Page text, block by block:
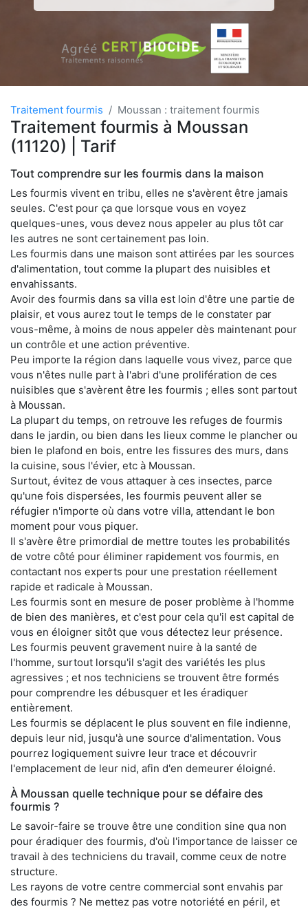
Traitement fourmis Moussan : traitement fourmis
Traitement fourmis à Moussan
(11120) | Tarif
Tout comprendre sur les fourmis dans la maison
Les fourmis vivent en tribu, elles ne s'avèrent être jamais
seules. C'est pour ça que lorsque vous en voyez
quelques-unes, vous devez nous appeler au plus tôt car
les autres ne sont certainement pas loin.
Les fourmis dans une maison sont attirées par les sources
d'alimentation, tout comme la plupart des nuisibles et
envahissants.
Avoir des fourmis dans sa villa est loin d'être une partie de
plaisir, et vous aurez tout le temps de le constater par
vous-même, à moins de nous appeler dès maintenant pour
un contrôle et une action préventive.
Peu importe la région dans laquelle vous vivez, parce que
vous n'êtes nulle part à l'abri d'une prolifération de ces
nuisibles que s'avèrent être les fourmis ; elles sont partout
à Moussan.
La plupart du temps, on retrouve les refuges de fourmis
dans le jardin, ou bien dans les lieux comme le plancher ou
bien le plafond en bois, entre les fissures des murs, dans
la cuisine, sous l'évier, etc à Moussan.
Surtout, évitez de vous attaquer à ces insectes, parce
qu'une fois dispersées, les fourmis peuvent aller se
réfugier n'importe où dans votre villa, attendant le bon
moment pour vous piquer.
Il s'avère être primordial de mettre toutes les probabilités
de votre côté pour éliminer rapidement vos fourmis, en
contactant nos experts pour une prestation réellement
rapide et radicale à Moussan.
Les fourmis sont en mesure de poser problème à l'homme
de bien des manières, et c'est pour cela qu'il est capital de
vous en éloigner sitôt que vous détectez leur présence.
Les fourmis peuvent gravement nuire à la santé de
l'homme, surtout lorsqu'il s'agit des variétés les plus
agressives ; et nos techniciens se trouvent être formés
pour comprendre les débusquer et les éradiquer
entièrement.
Les fourmis se déplacent le plus souvent en file indienne,
depuis leur nid, jusqu'à une source d'alimentation. Vous
pourrez logiquement suivre leur trace et découvrir
l'emplacement de leur nid, afin d'en demeurer éloigné.
À Moussan quelle technique pour se défaire des
fourmis ?
Le savoir-faire se trouve être une condition sine qua non
pour éradiquer des fourmis, d'où l'importance de laisser ce
travail à des techniciens du travail, comme ceux de notre
structure.
Les rayons de votre centre commercial sont envahis par
des fourmis ? Ne mettez pas votre notoriété en péril, et